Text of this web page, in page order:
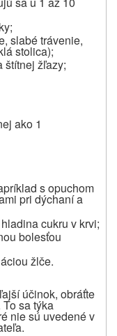
slabé trávenie,
stolica);
štítnej žľazy;
ako 1
s opuchom
pri dýchaní a
cukru v krvi;
bolesťou
žlče.
účinok, obráťte
sa týka
nie sú uvedené v